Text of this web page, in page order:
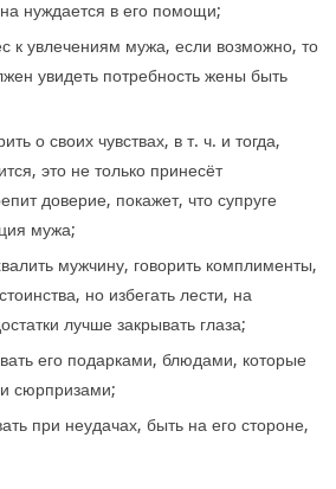
нуждается в его помощи;
к увлечениям мужа, если возможно, то
увидеть потребность жены быть
о своих чувствах, в т. ч. и тогда,
это не только принесёт
доверие, покажет, что супруге
мужа;
мужчину, говорить комплименты,
но избегать лести, на
лучше закрывать глаза;
его подарками, блюдами, которые
сюрпризами;
при неудачах, быть на его стороне,